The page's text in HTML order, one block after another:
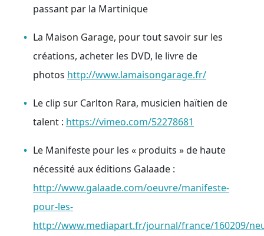
passant par la Martinique
La Maison Garage, pour tout savoir sur les
créations, acheter les DVD, le livre de
photos http://www.lamaisongarage.fr/
Le clip sur Carlton Rara, musicien haïtien de
talent : https://vimeo.com/52278681
Le Manifeste pour les « produits » de haute
nécessité aux éditions Galaade :
http://www.galaade.com/oeuvre/manifeste-
pour-les-
http://www.mediapart.fr/journal/france/160209/